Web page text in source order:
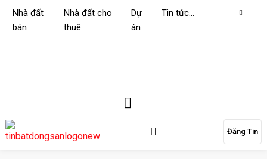
Nhà đất
bán
Nhà đất cho
thuê
Dự
án
Tin tức…
Đăng Tin